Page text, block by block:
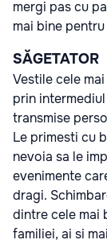
mergi pas cu
mai bine
SĂGETATOR
Vestile cele
prin
transmise
Le primesti cu
nevoia sa le
evenimente
dragi.
dintre cele mai
familiei, ai si